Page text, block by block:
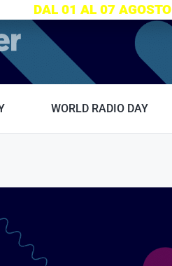
WORLD RADIO DAY
DAL 01 AL 07 AGOSTO